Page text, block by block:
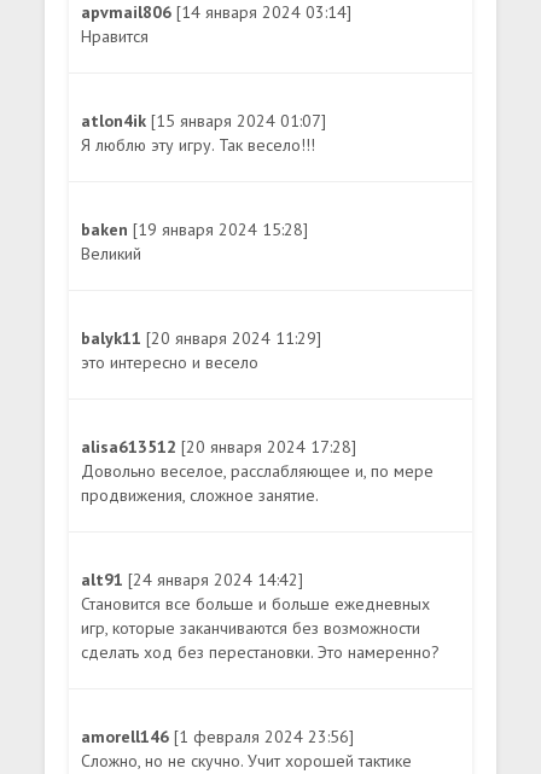
apvmail806[14 января 2024 03:14]
Нравится
atlon4ik[15 января 2024 01:07]
Я люблю эту игру. Так весело!!!
baken[19 января 2024 15:28]
Великий
balyk11[20 января 2024 11:29]
это интересно и весело
alisa613512[20 января 2024 17:28]
Довольно веселое, расслабляющее и, по мере
продвижения, сложное занятие.
alt91[24 января 2024 14:42]
Становится все больше и больше ежедневных
игр, которые заканчиваются без возможности
сделать ход без перестановки. Это намеренно?
amorell146[1 февраля 2024 23:56]
Сложно, но не скучно. Учит хорошей тактике